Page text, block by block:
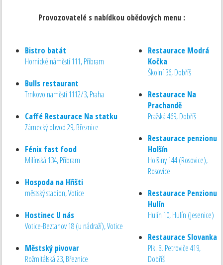
Provozovatelé s nabídkou obědových menu :
Bistro batát
Hornické náměstí 111, Příbram
Bulls restaurant
Trnkovo naměstí 1112/3, Praha
Caffé Restaurace Na statku
Zámecký obvod 29, Březnice
Fénix fast food
Milínská 134, Příbram
Hospoda na Hřišti
městský stadion, Votice
Hostinec U nás
Votice-Beztahov 18 (u nádraží), Votice
Městský pivovar
Rožmitálská 23, Březnice
Restaurace Modrá
Kočka
Školní 36, Dobříš
Restaurace Na
Prachandě
Pražská 469, Dobříš
Restaurace penzionu
Holšín
Holšiny 144 (Rosovice),
Rosovice
Restaurace Penzionu
Hulín
Hulín 10, Hulín (Jesenice)
Restaurace Slovanka
Plk. B. Petroviče 419,
Dobříš